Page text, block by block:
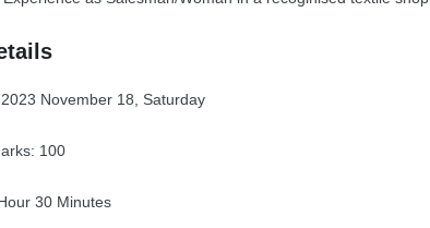
November 18, Saturday
100
30 Minutes